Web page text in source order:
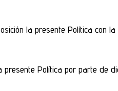
la presente Política con
Política por parte de